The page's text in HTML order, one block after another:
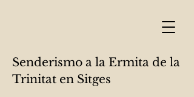
Senderismo a la Ermita de la
Trinitat en Sitges